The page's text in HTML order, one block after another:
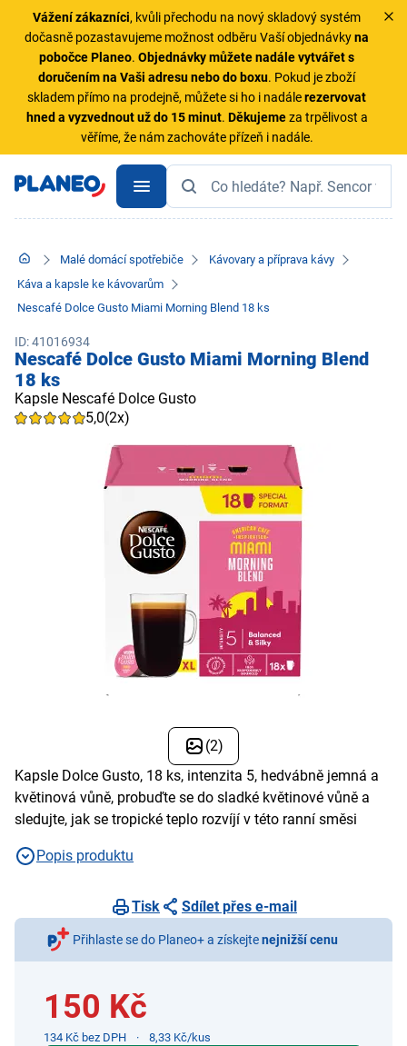
Vážení zákazníci, kvůli přechodu na nový skladový systém
dočasně pozastavujeme možnost odběru Vaší objednávkyna
pobočce Planeo.Objednávky můžete nadále vytvářet s
doručením na Vaši adresu nebo do boxu. Pokud je zboží
skladem přímo na prodejně, můžete si ho i nadálerezervovat
hned a vyzvednout už do 15 minut. Děkujemeza trpělivost a
věříme, že nám zachováte přízeň i nadále.
Malé domácí spotřebiče
Kávovary a příprava kávy
Káva a kapsle ke kávovarům
Nescafé Dolce Gusto Miami Morning Blend 18 ks
ID: 41016934
Nescafé Dolce Gusto Miami Morning Blend
18 ks
Kapsle Nescafé Dolce Gusto
5,0(2x)
(2)
Kapsle Dolce Gusto, 18 ks, intenzita 5, hedvábně jemná a
květinová vůně, probuďte se do sladké květinové vůně a
sledujte, jak se tropické teplo rozvíjí v této ranní směsi
Popis produktu
Tisk Sdílet přes e-mail
Přihlaste se do Planeo+ a získejtenejnižší cenu
150 Kč
134 Kč bez DPH 8,33 Kč/kus